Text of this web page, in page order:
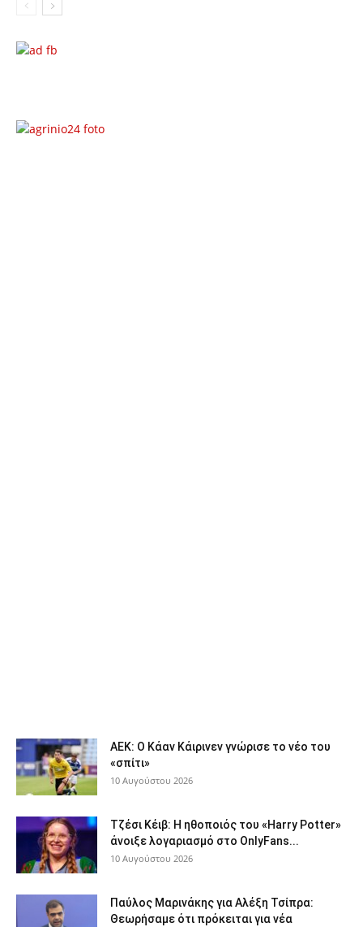
ΑΕΚ: Ο Κάαν Κάιρινεν γνώρισε το νέο του
«σπίτι»
10 Αυγούστου 2026
Τζέσι Κέιβ: Η ηθοποιός του «Harry Potter»
άνοιξε λογαριασμό στο OnlyFans...
10 Αυγούστου 2026
Παύλος Μαρινάκης για Αλέξη Τσίπρα:
Θεωρήσαμε ότι πρόκειται για νέα